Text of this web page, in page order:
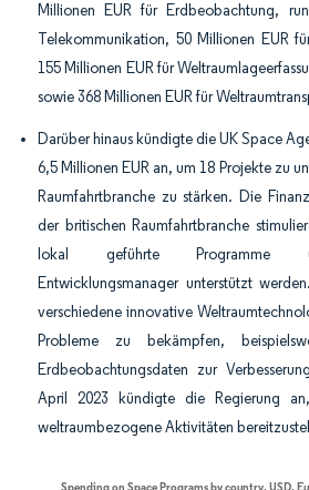
Millionen EUR für Erdbeobachtung,
Telekommunikation, 50 Millionen EUR
155 Millionen EUR für
sowie 368 Millionen EUR für
Darüber hinaus kündigte die UK Space
6,5 Millionen EUR an, um 18 Projekte zu
Raumfahrtbranche zu stärken. Die
der britischen Raumfahrtbranche
lokal geführte Programme
Entwicklungsmanager unterstützt
verschiedene innovative
Probleme zu bekämpfen,
Erdbeobachtungsdaten zur
April 2023 kündigte die Regierung
weltraumbezogene Aktivitäten